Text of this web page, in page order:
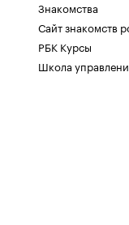
Знакомства
Сайт знакомств
РБК Курсы
Школа